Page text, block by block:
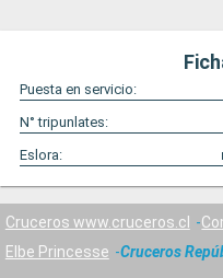
Puesta en servicio:
N° tripunlates:
Eslora:
Cruceros www.cruceros.cl
Elbe Princesse
Cruceros